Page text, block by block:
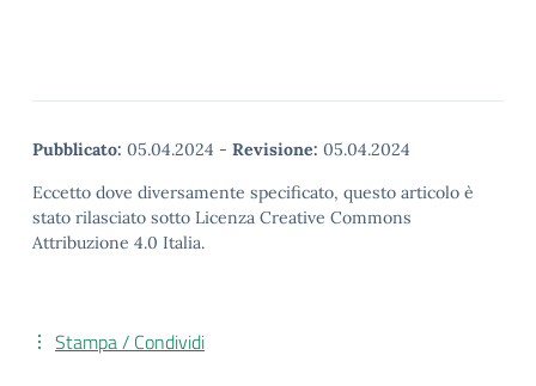
Pubblicato: 05.04.2024 - Revisione: 05.04.2024
Eccetto dove diversamente specificato, questo articolo è
stato rilasciato sotto Licenza Creative Commons
Attribuzione 4.0 Italia.
Stampa / Condividi